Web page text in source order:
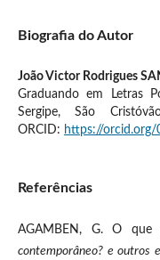
Biografia do Autor
João Victor Rodrigues
Graduando em Letras
Sergipe, São
ORCID: https://
Referências
AGAMBEN, G. O
contemporâneo? e outros